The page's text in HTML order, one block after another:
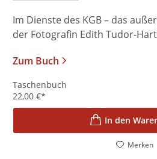
Im Dienste des KGB – das
der Fotografin Edith Tudor-
Zum Buch
Taschenbuch
22,00 €*
In den
Merken